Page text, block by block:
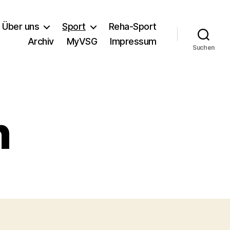
Über uns Sport
Reha-Sport
Archiv
MyVSG Impressum
Suchen